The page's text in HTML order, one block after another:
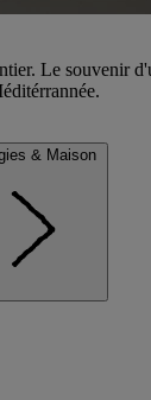
Le souvenir
& Maison